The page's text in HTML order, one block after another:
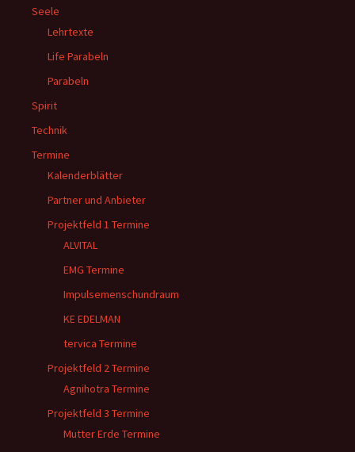
Seele
Lehrtexte
Life Parabeln
Parabeln
Spirit
Technik
Termine
Kalenderblätter
Partner und Anbieter
Projektfeld 1 Termine
ALVITAL
EMG Termine
Impulsemenschundraum
KE EDELMAN
tervica Termine
Projektfeld 2 Termine
Agnihotra Termine
Projektfeld 3 Termine
Mutter Erde Termine